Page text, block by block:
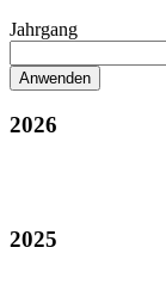
Jahrgang
2026
2025